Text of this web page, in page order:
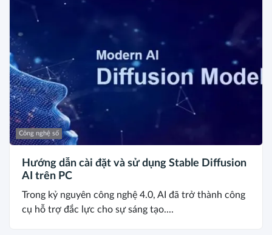
Công nghệ số
Hướng dẫn cài đặt và sử dụng Stable Diffusion
AI trên PC
Trong kỷ nguyên công nghệ 4.0, AI đã trở thành công
cụ hỗ trợ đắc lực cho sự sáng tạo....